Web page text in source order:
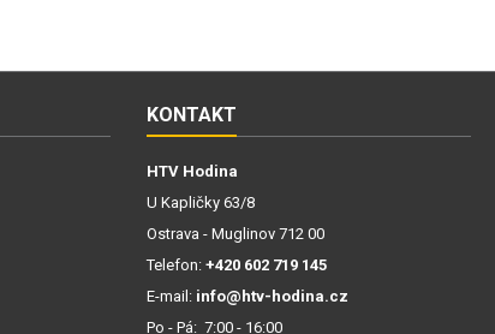
KONTAKT
HTV Hodina
U Kapličky 63/8
Ostrava - Muglinov 712 00
Telefon: +420 602 719 145
E-mail: info@htv-hodina.cz
Po - Pá: 7:00 - 16:00